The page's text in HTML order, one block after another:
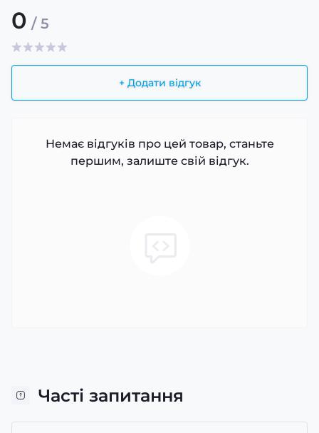
0 / 5
+ Додати відгук
Немає відгуків про цей товар, станьте
першим, залиште свій відгук.
Часті запитання